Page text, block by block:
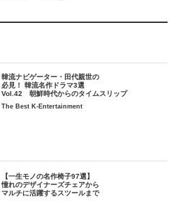
韓流ナビゲーター・田代親世の
必見！ 韓流名作ドラマ3選
Vol.42 朝鮮時代からのタイムスリップ
The Best K-Entertainment
【一生モノの名作椅子97選】
憧れのデザイナーズチェアから
マルチに活躍するスツールまで